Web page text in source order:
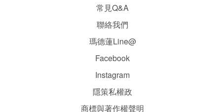
常見Q&A
聯絡我們
瑪德蓮Line@
Facebook
Instagram
隱策私權政
商標與著作權聲明